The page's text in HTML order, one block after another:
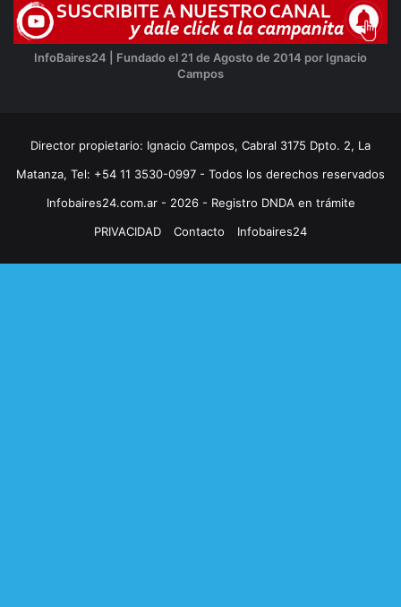
InfoBaires24 | Fundado el 21 de Agosto de 2014 por Ignacio
Campos
Director propietario: Ignacio Campos, Cabral 3175 Dpto. 2, La
Matanza, Tel: +54 11 3530-0997 - Todos los derechos reservados
Infobaires24.com.ar - 2026 - Registro DNDA en trámite
PRIVACIDAD
Contacto Infobaires24